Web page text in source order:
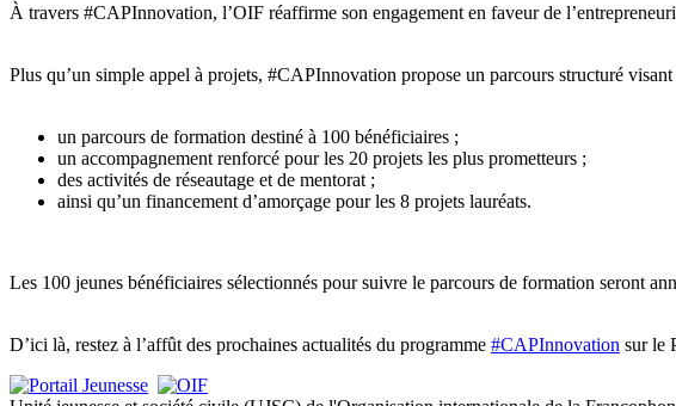
À travers #CAPInnovation, l’OIF réaffirme son engagement en faveur de
Plus qu’un simple appel à projets, #CAPInnovation propose un parcours structuré
un parcours de formation destiné à 100 bénéficiaires ;
un accompagnement renforcé pour les 20 projets les plus prometteurs ;
des activités de réseautage et de mentorat ;
ainsi qu’un financement d’amorçage pour les 8 projets lauréats.
Les 100 jeunes bénéficiaires sélectionnés pour suivre le parcours de formation seront
D’ici là, restez à l’affût des prochaines actualités du programme #CAPInnovation sur le